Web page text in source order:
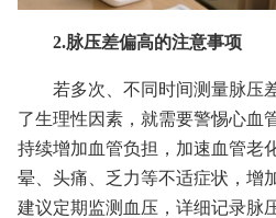
2.脉压差偏高的注意事项
若多次、不同时间测量脉压
了生理性因素，就需要警惕心血
持续增加血管负担，加速血管老
晕、头痛、乏力等不适症状，增
建议定期监测血压，详细记录脉